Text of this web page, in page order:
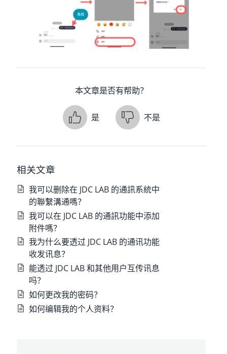
本文章是否有帮助？
是 不是
相关文章
我可以删除在 JDC LAB 的通訊系統中
的聯繫溝通嗎？
我可以在 JDC LAB 的通訊功能中添加
附件嗎？
我为什么要透过 JDC LAB 的通讯功能
收发讯息？
能透过 JDC LAB 和其他用户互传讯息
吗？
如何更改我的密码？
如何编辑我的个人资料？